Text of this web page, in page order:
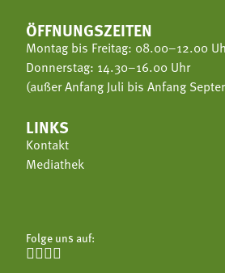
ÖFFNUNGSZEITEN
Montag bis Freitag: 08.00–12.00
Donnerstag: 14.30–16.00 Uhr
(außer Anfang Juli bis Anfang
LINKS
Kontakt
Mediathek
Folge uns auf:
